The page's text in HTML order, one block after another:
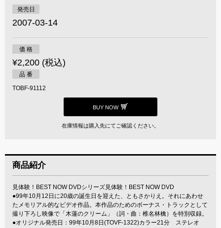
発売日
2007-03-14
価 格
¥2,200 (税込)
品 番
TOBF-91112
BUY NOW
在庫情報は購入先にてご確認ください。
商品紹介
見体験！BEST NOW DVDシリーズ見体験！BEST NOW DVD
●99年10月12日に20歳の誕生日を迎えた、ともさかりえ。それにあわせ
たメモリアル的なビデオ作品。本作品のためのボーナス・トラックとして
撮り下ろし映像で「木蓮のクリーム」（詞・曲：椎名林檎）を特別収録。
●オリジナル発売日：99年10月8日(TOVF-1322)カラー21分 ステレオ